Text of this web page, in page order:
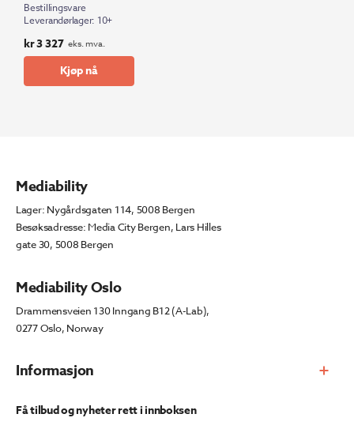
Bestillingsvare
Leverandørlager: 10+
kr3 327 eks. mva.
Kjøp nå
Informasjon
Mediability
Lager: Nygårdsgaten 114, 5008 Bergen
Besøksadresse: Media City Bergen, Lars Hilles
gate 30, 5008 Bergen
Mediability Oslo
Drammensveien 130 Inngang B12 (A-Lab),
0277 Oslo, Norway
Få tilbud og nyheter rett i innboksen